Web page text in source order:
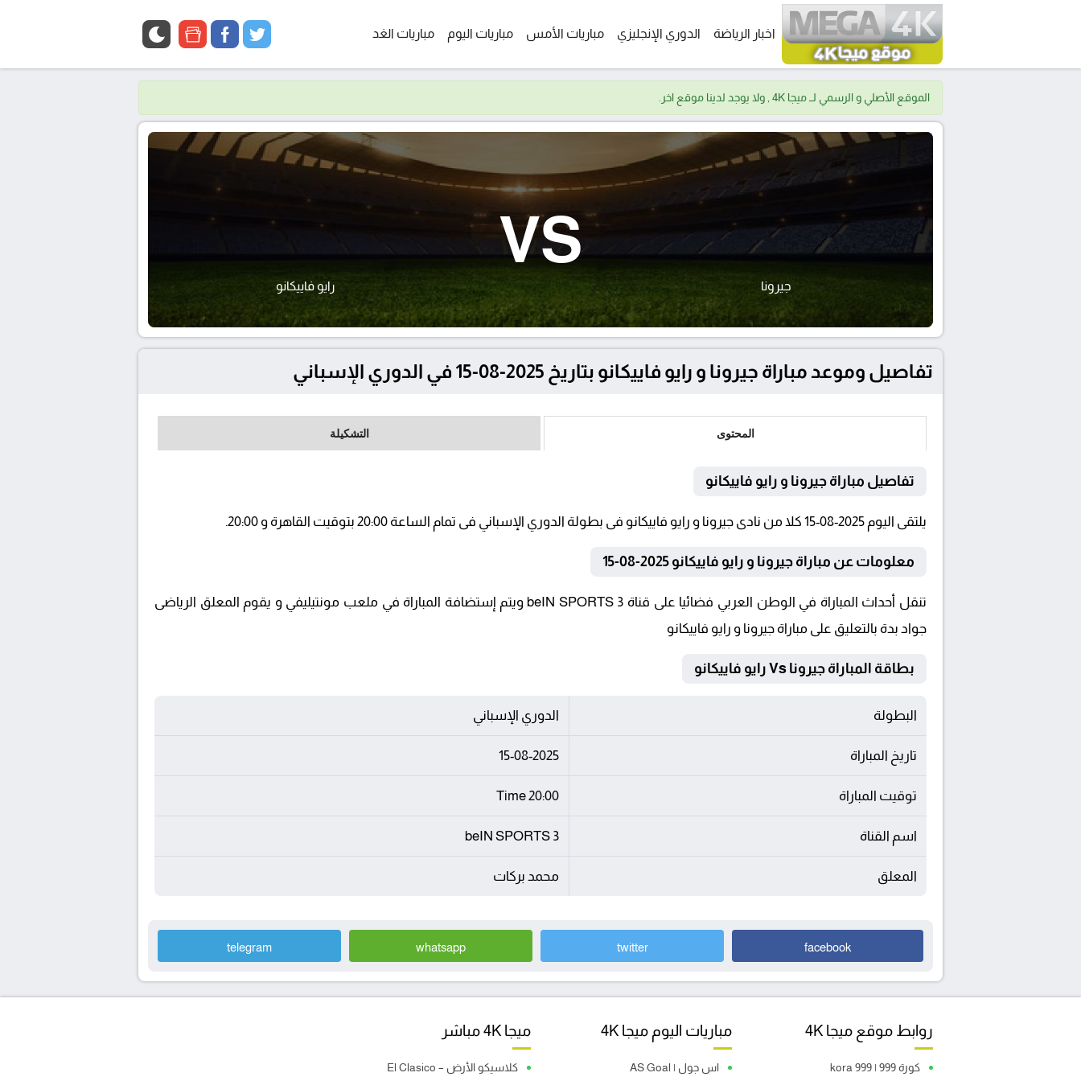
اخبار الرياضة الدوري الإنجليزي مباريات الأمس مباريات اليوم مباريات الغد twitter
facebook
google
الموقع الأصلي و الرسمي لــ ميجا 4K , ولا يوجد لدينا موقع اخر.
جيرونا
VS
رايو فاييكانو
تفاصيل وموعد مباراة جيرونا و رايو فاييكانو بتاريخ 2025-08-15 في الدوري الإسباني
المحتوى التشكيلة
تفاصيل مباراة جيرونا و رايو فاييكانو
يلتقى اليوم 2025-08-15 كلا من نادى جيرونا و رايو فاييكانو فى بطولة الدوري الإسباني فى تمام الساعة 20:00 بتوقيت القاهرة و 20:00.
معلومات عن مباراة جيرونا و رايو فاييكانو 2025-08-15
تنقل أحداث المباراة في الوطن العربي فضائيا على قناة beIN SPORTS 3 ويتم إستضافة المباراة في ملعب مونتيليفي و يقوم المعلق الرياضى
جواد بدة بالتعليق على مباراة جيرونا و رايو فاييكانو
بطاقة المباراة جيرونا Vs رايو فاييكانو
البطولة الدوري الإسباني
تاريخ المباراة 15-08-2025
توقيت المباراة 20:00 Time
اسم القناة beIN SPORTS 3
المعلق محمد بركات
facebook
twitter
whatsapp
telegram
روابط موقع ميجا 4K
كورة 999 | kora 999
مباريات اليوم ميجا 4K
اس جول | AS Goal
ميجا 4K مباشر
كلاسيكو الأرض – El Clasico